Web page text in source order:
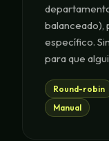
balanceado),
específico.
para que
Round-robin
Manual